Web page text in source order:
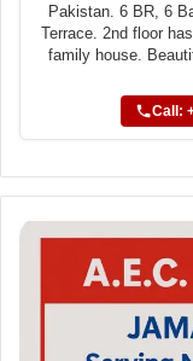
Pakistan. 6 BR, 6
Terrace. 2nd floor
family house.
Call: